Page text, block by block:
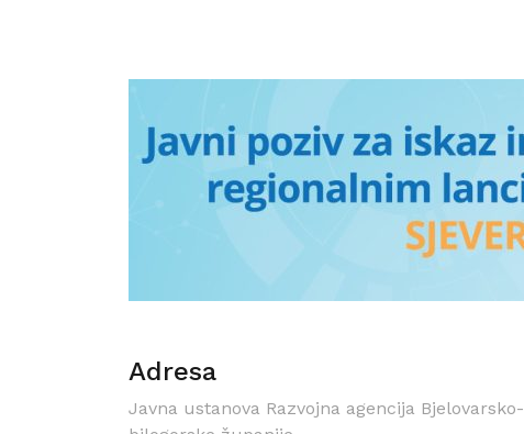
Adresa
Javna ustanova Razvojna agencija Bjelovarsko-